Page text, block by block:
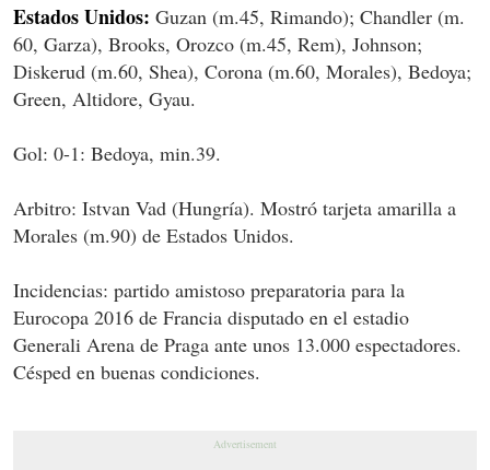
Estados Unidos: Guzan (m.45, Rimando); Chandler (m.
60, Garza), Brooks, Orozco (m.45, Rem), Johnson;
Diskerud (m.60, Shea), Corona (m.60, Morales), Bedoya;
Green, Altidore, Gyau.
Gol: 0-1: Bedoya, min.39.
Arbitro: Istvan Vad (Hungría). Mostró tarjeta amarilla a
Morales (m.90) de Estados Unidos.
Incidencias: partido amistoso preparatoria para la
Eurocopa 2016 de Francia disputado en el estadio
Generali Arena de Praga ante unos 13.000 espectadores.
Césped en buenas condiciones.